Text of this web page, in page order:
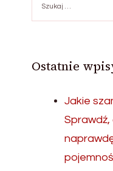
Ostatnie
Jakie